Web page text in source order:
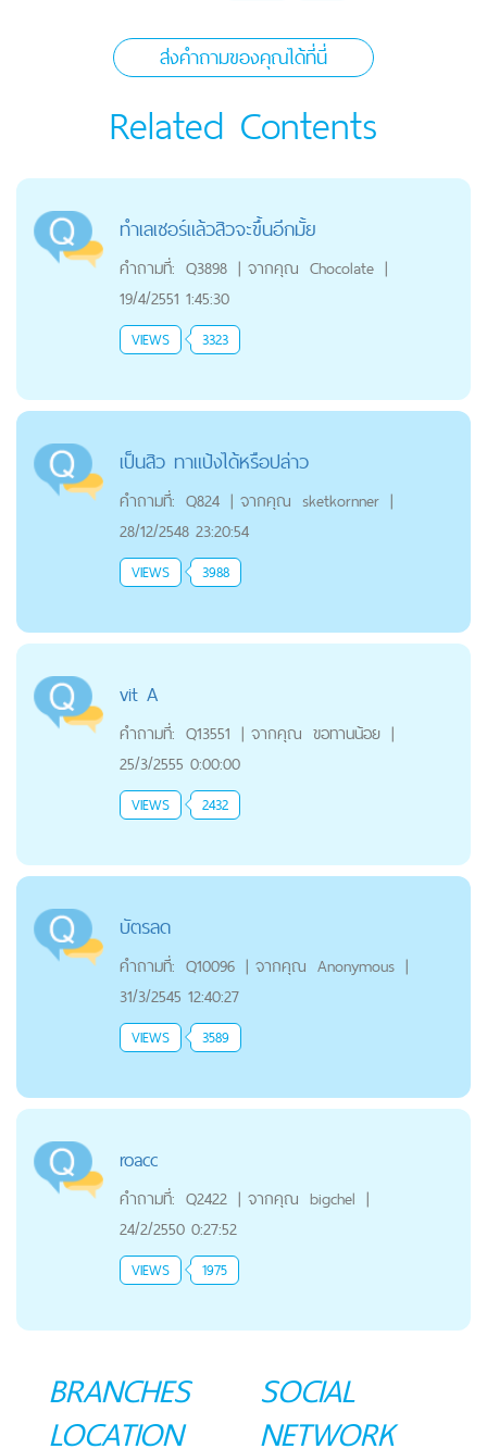
ส่งคำถามของคุณได้ที่นี่
Related Contents
ทำเลเซอร์แล้วสิวจะขึ้นอีกมั้ย
คำถามที่: Q3898 | จากคุณ Chocolate |
19/4/2551 1:45:30
VIEWS 3323
เป็นสิว ทาแป้งได้หรือปล่าว
คำถามที่: Q824 | จากคุณ sketkornner |
28/12/2548 23:20:54
VIEWS 3988
vit A
คำถามที่: Q13551 | จากคุณ ขอทานน้อย |
25/3/2555 0:00:00
VIEWS 2432
บัตรลด
คำถามที่: Q10096 | จากคุณ Anonymous |
31/3/2545 12:40:27
VIEWS 3589
roacc
คำถามที่: Q2422 | จากคุณ bigchel |
24/2/2550 0:27:52
VIEWS 1975
BRANCHES
LOCATION
SOCIAL
NETWORK